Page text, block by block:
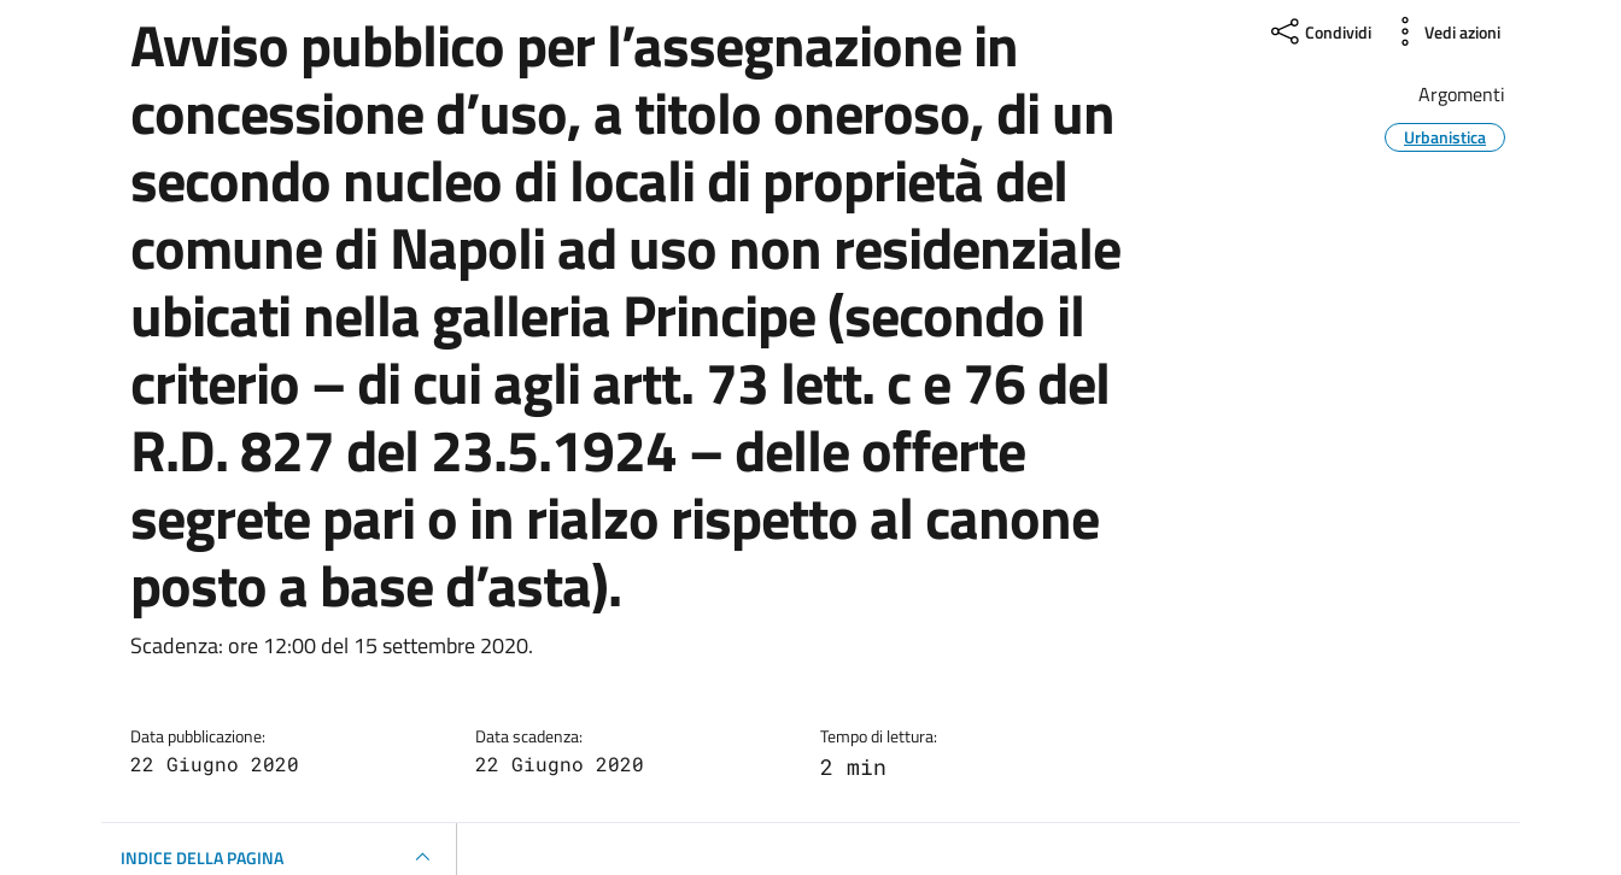
Avviso pubblico per l’assegnazione in
concessione d’uso, a titolo oneroso, di un
secondo nucleo di locali di proprietà del
comune di Napoli ad uso non residenziale
ubicati nella galleria Principe (secondo il
criterio – di cui agli artt. 73 lett. c e 76 del
R.D. 827 del 23.5.1924 – delle offerte
segrete pari o in rialzo rispetto al canone
posto a base d’asta).
Dettagli della notizia
Scadenza: ore 12:00 del 15 settembre 2020.
Data pubblicazione:
22 Giugno 2020
Data scadenza:
22 Giugno 2020
Tempo di lettura:
2 min
Condividi Vedi azioni
Argomenti
Urbanistica
INDICE DELLA PAGINA